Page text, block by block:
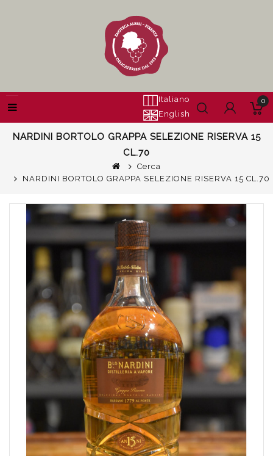
Italiano
English
0
NARDINI BORTOLO GRAPPA SELEZIONE RISERVA 15
CL.70
Cerca
NARDINI BORTOLO GRAPPA SELEZIONE RISERVA 15 CL.70